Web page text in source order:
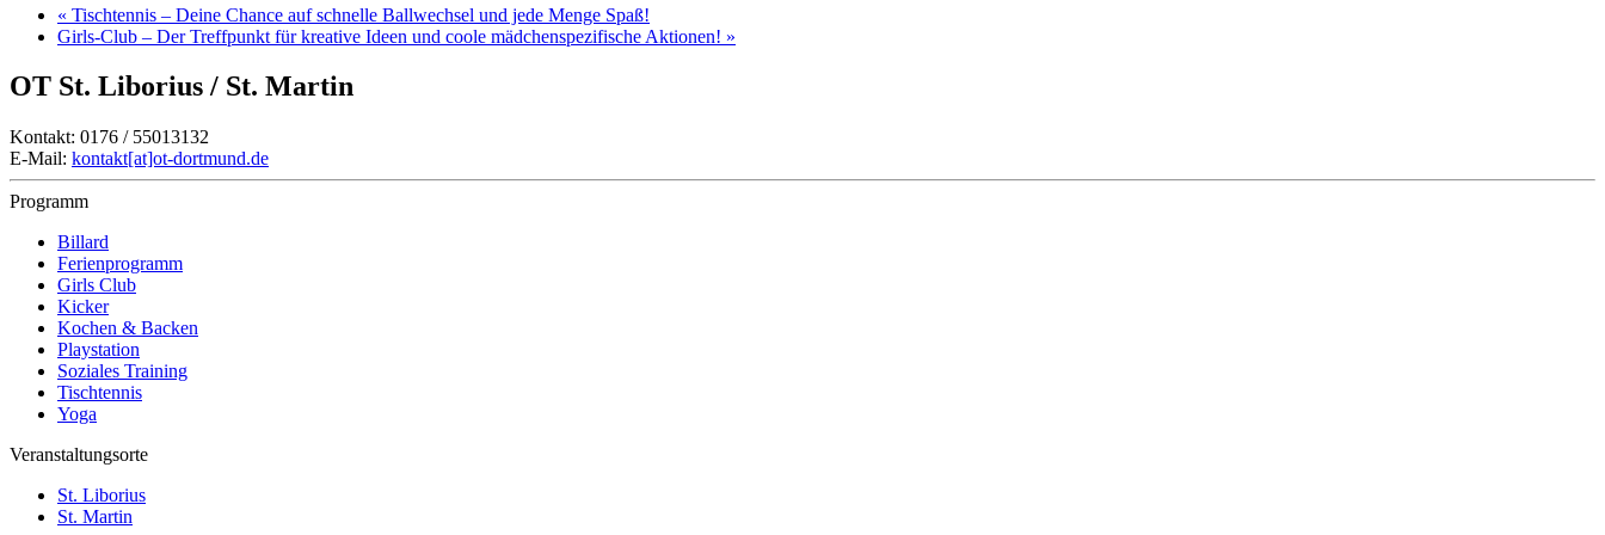
« Tischtennis – Deine Chance auf schnelle Ballwechsel und jede Menge Spaß!
Girls-Club – Der Treffpunkt für kreative Ideen und coole mädchenspezifische Aktionen! »
OT St. Liborius / St. Martin
Kontakt: 0176 / 55013132
E-Mail: kontakt[at]ot-dortmund.de
Programm
Billard
Ferienprogramm
Girls Club
Kicker
Kochen & Backen
Playstation
Soziales Training
Tischtennis
Yoga
Veranstaltungsorte
St. Liborius
St. Martin